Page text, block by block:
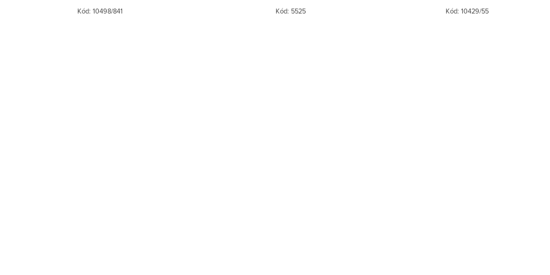
Kód: 10498/841 Kód: 5525 Kód: 10429/55